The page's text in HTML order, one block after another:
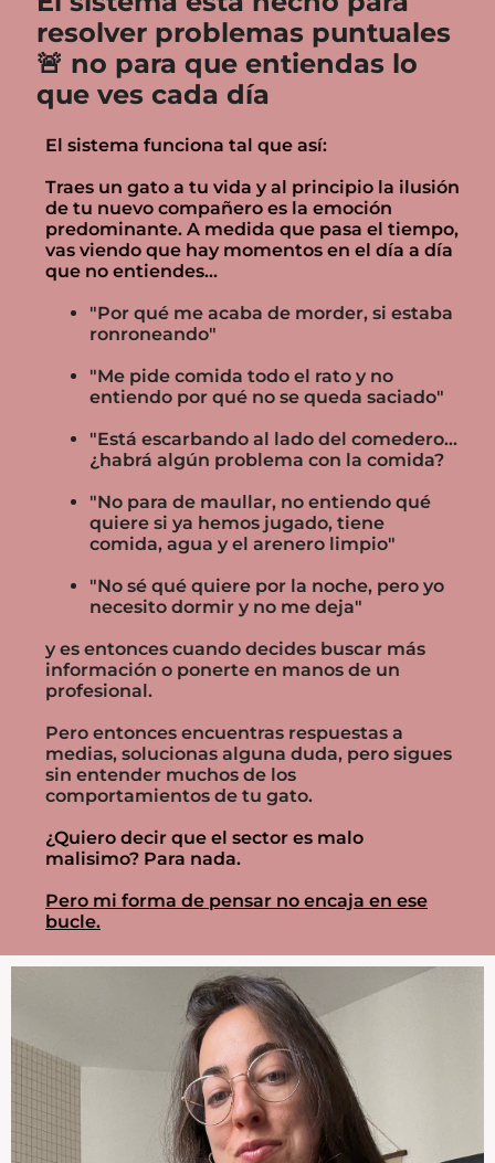
resolver problemas puntuales
🚨 no para que entiendas lo
que ves cada día
El sistema funciona tal que así:
Traes un gato a tu vida y al principio la ilusión
de tu nuevo compañero es la emoción
predominante. A medida que pasa el tiempo,
vas viendo que hay momentos en el día a día
que no entiendes...
"Por qué me acaba de morder, si estaba
ronroneando"
"Me pide comida todo el rato y no
entiendo por qué no se queda saciado"
"Está escarbando al lado del comedero...
¿habrá algún problema con la comida?
"No para de maullar, no entiendo qué
quiere si ya hemos jugado, tiene
comida, agua y el arenero limpio"
"No sé qué quiere por la noche, pero yo
necesito dormir y no me deja"
y es entonces cuando decides buscar más
información o ponerte en manos de un
profesional.
Pero entonces encuentras respuestas a
medias, solucionas alguna duda, pero sigues
sin entender muchos de los
comportamientos de tu gato.
¿Quiero decir que el sector es malo
malisimo? Para nada.
Pero mi forma de pensar no encaja en ese
bucle.